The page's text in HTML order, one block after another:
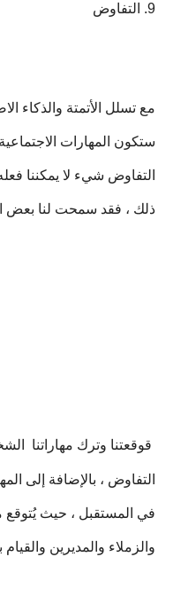
9. التفاوض
مع تسلل الأتمتة والذكاء
ستكون المهارات
التفاوض شيء لا يمكننا
ذلك ، فقد سمحت لنا بعض
قوقعتنا وترك مهاراتنا
التفاوض ، بالإضافة إلى
في المستقبل ، حيث يُتوقع
والزملاء والمديرين